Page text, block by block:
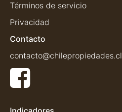
Términos de servicio
Privacidad
Contacto
contacto@chilepropiedades.cl